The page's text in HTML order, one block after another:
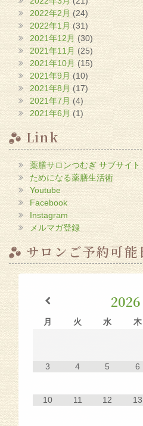
2022年2月 (24)
2022年1月 (31)
2021年12月 (30)
2021年11月 (25)
2021年10月 (15)
2021年9月 (10)
2021年8月 (17)
2021年7月(4)
2021年6月(1)
Link
薬膳サロンつむぎ サブサイト
ためになる薬膳生活術
Youtube
Facebook
Instagram
メルマガ登録
サロンご予約可能
2026
月 火 水 木
3 4 5 6
10 11 12 13